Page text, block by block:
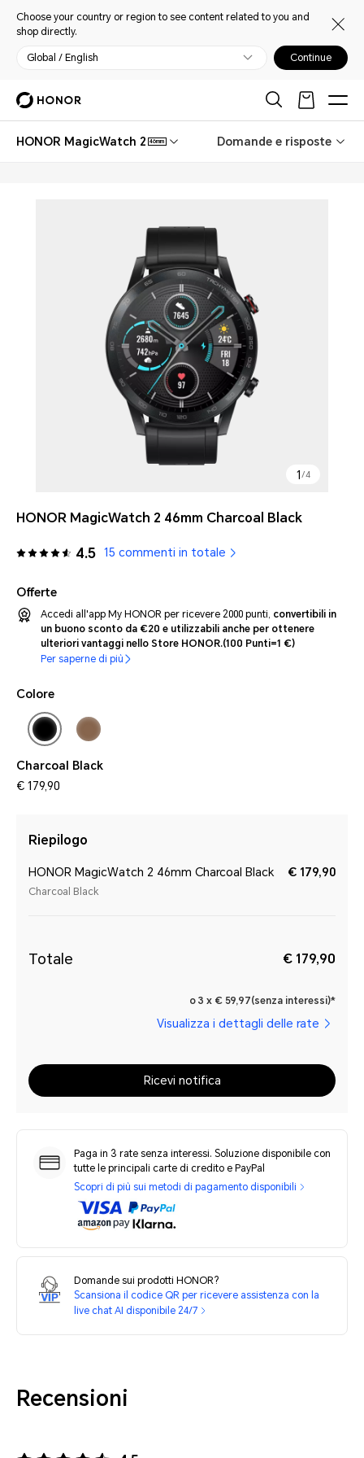
Choose your country or region to see content related to you and
shop directly.
Global / English Continue
HONOR MagicWatch 2 46mm Domande e risposte
1 /4
HONOR MagicWatch 2 46mm Charcoal Black
4.5 15 commenti in totale
Offerte
Accedi all'app My HONOR per ricevere 2000 punti, convertibili in
un buono sconto da €20 e utilizzabili anche per ottenere
ulteriori vantaggi nello Store HONOR.(100 Punti=1 €)
Per saperne di più
Colore
Charcoal Black
€ 179,90
Riepilogo
HONOR MagicWatch 2 46mm Charcoal Black
Charcoal Black
€ 179,90
Totale € 179,90
o 3 x € 59,97(senza interessi)*
Visualizza i dettagli delle rate
Ricevi notifica
Paga in 3 rate senza interessi. Soluzione disponibile con
tutte le principali carte di credito e PayPal
Scopri di più sui metodi di pagamento disponibili
Domande sui prodotti HONOR?
Scansiona il codice QR per ricevere assistenza con la
live chat AI disponibile 24/7
Recensioni